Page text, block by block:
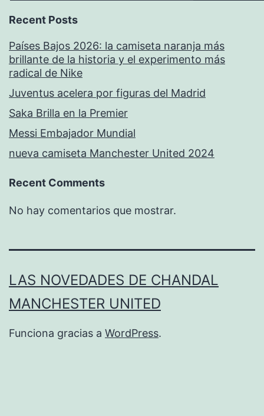
Recent Posts
Países Bajos 2026: la camiseta naranja más
brillante de la historia y el experimento más
radical de Nike
Juventus acelera por figuras del Madrid
Saka Brilla en la Premier
Messi Embajador Mundial
nueva camiseta Manchester United 2024
Recent Comments
No hay comentarios que mostrar.
LAS NOVEDADES DE CHANDAL
MANCHESTER UNITED
Funciona gracias a WordPress.